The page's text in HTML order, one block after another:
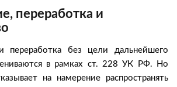
переработка и
переработка без цели дальнейшего
в рамках ст. 228 УК РФ. Но
на намерение распространять